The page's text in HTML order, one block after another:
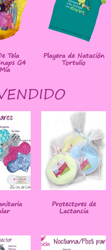
Tela
G4
Playera de Natación
Tortulio
Protectores de
Lactancia